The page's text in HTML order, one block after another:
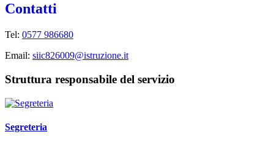
Contatti
Tel: 0577 986680
Email: siic826009@istruzione.it
Struttura responsabile del servizio
Segreteria